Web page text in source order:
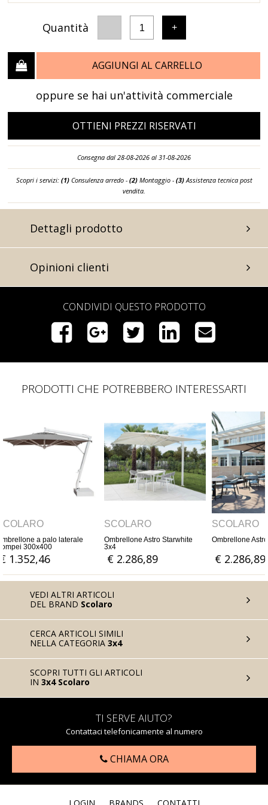
Quantità 1 +
AGGIUNGI AL CARRELLO
oppure se hai un'attività commerciale
OTTIENI PREZZI RISERVATI
Consegna dal 28-08-2026 al 31-08-2026
Scopri i servizi: (1)Consulenza arredo - (2)Montaggio - (3)Assistenza tecnica post
vendita.
Dettagli prodotto
Opinioni clienti
CONDIVIDI QUESTO PRODOTTO
PRODOTTI CHE POTREBBERO INTERESSARTI
Astro Starwhite
SCOLARO
Ombrellone Astro Carbon 3x4
€ 2.286,89
SCOLARO
Ombrellone
€ 1.631,15
VEDI ALTRI ARTICOLI
DEL BRAND Scolaro
CERCA ARTICOLI SIMILI
NELLA CATEGORIA 3x4
SCOPRI TUTTI GLI ARTICOLI
IN 3x4 Scolaro
TI SERVE AIUTO?
Contattaci telefonicamente al numero
CHIAMA ORA